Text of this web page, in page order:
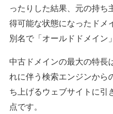
詳細を
ジャンルエンターテイメ
37
10,800円
ったりした結果、元の持ち
得可能な状態になったドメ
別名で「オールドドメイン
中古ドメインの最大の特長
れに伴う検索エンジンから
ち上げるウェブサイトに引
点です。